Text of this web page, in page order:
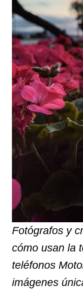
Fotógrafos y
cómo usan la
teléfonos
imágenes